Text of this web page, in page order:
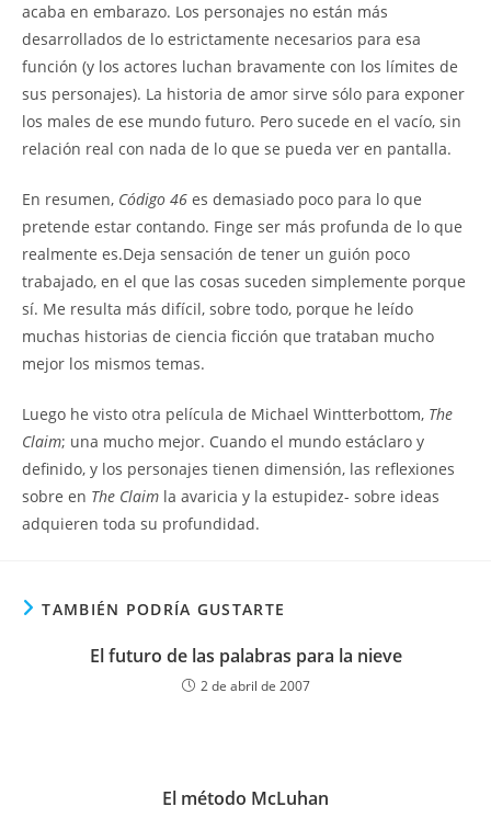
acaba en embarazo. Los personajes no están más
desarrollados de lo estrictamente necesarios para esa
función (y los actores luchan bravamente con los límites de
sus personajes). La historia de amor sirve sólo para exponer
los males de ese mundo futuro. Pero sucede en el vacío, sin
relación real con nada de lo que se pueda ver en pantalla.
En resumen, Código 46 es demasiado poco para lo que
pretende estar contando. Finge ser más profunda de lo que
realmente es.Deja sensación de tener un guión poco
trabajado, en el que las cosas suceden simplemente porque
sí. Me resulta más difícil, sobre todo, porque he leído
muchas historias de ciencia ficción que trataban mucho
mejor los mismos temas.
Luego he visto otra película de Michael Wintterbottom, The
Claim; una mucho mejor. Cuando el mundo estáclaro y
definido, y los personajes tienen dimensión, las reflexiones
sobre en The Claim la avaricia y la estupidez- sobre ideas
adquieren toda su profundidad.
TAMBIÉN PODRÍA GUSTARTE
El futuro de las palabras para la nieve
2 de abril de 2007
El método McLuhan